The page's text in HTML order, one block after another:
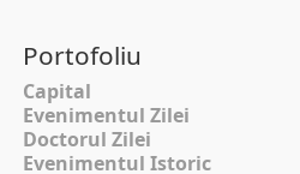
Portofoliu
Capital
Evenimentul Zilei
Doctorul Zilei
Evenimentul Istoric